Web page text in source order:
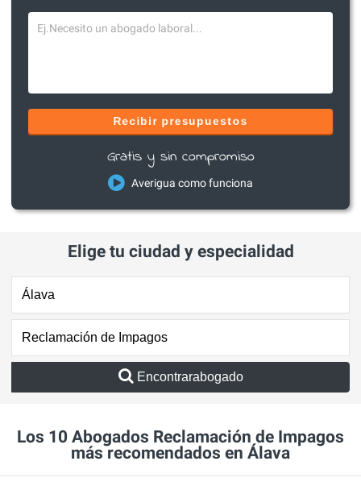
Recibir presupuestos
Gratis y sin compromiso
Averigua como funciona
Elige tu ciudad y especialidad
Encontrarabogado
Los 10 Abogados Reclamación de Impagos
más recomendados en Álava